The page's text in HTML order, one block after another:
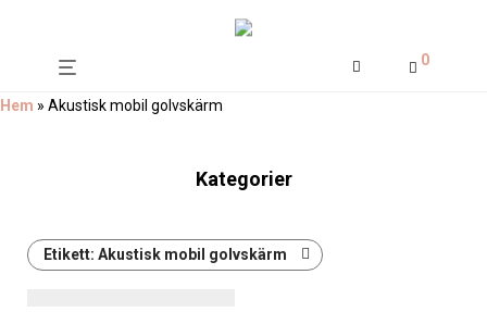
0
Hem » Akustisk mobil golvskärm
Kategorier
Etikett: Akustisk mobil golvskärm